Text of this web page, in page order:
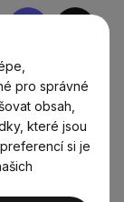
pro správné
obsah,
které jsou
si je
Nákupní